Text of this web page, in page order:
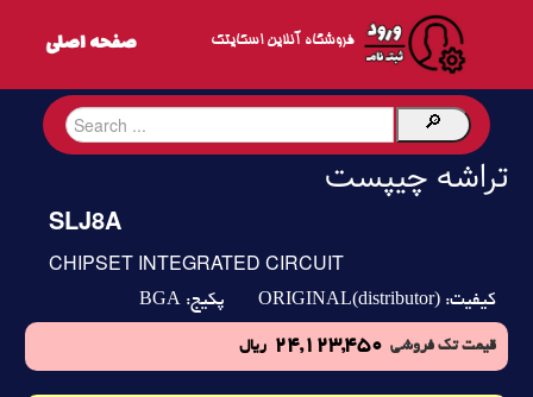
فروشگاه آنلاین اسکایتک
تراشه چیپست
SLJ8A
CHIPSET INTEGRATED CIRCUIT
کیفیت: ORIGINAL(distributor) پکیج: BGA
قیمت تک فروشی 24,123,450 ریال